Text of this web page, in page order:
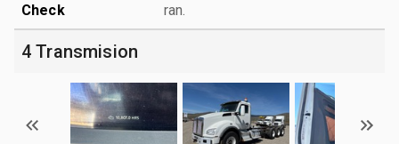
Check
ran.
4 Transmision